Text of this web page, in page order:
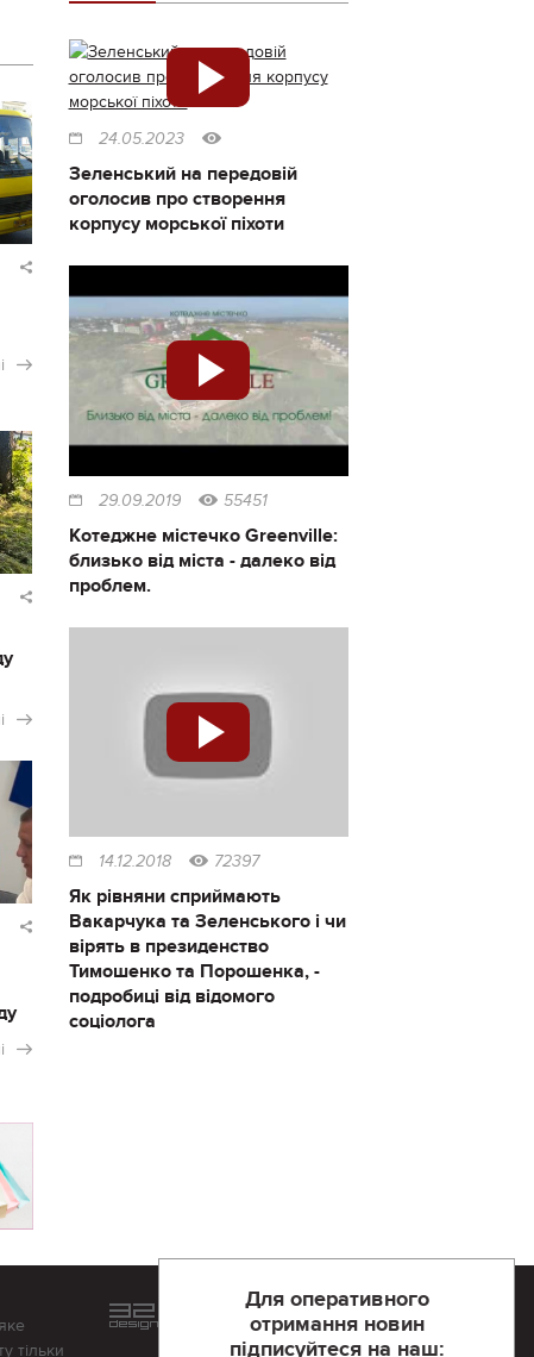
24.05.2023
Зеленський на передовій
оголосив про створення
корпусу морської піхоти
29.09.2019 55451
Котеджне містечко Greenville:
близько від міста - далеко від
проблем.
14.12.2018 72397
Як рівняни сприймають
Вакарчука та Зеленського і чи
вірять в президенство
Тимошенко та Порошенка, -
подробиці від відомого
соціолога
Для оперативного
отримання новин
підписуйтеся на наш:
тільки
Розроблений та підтримується
компанії 32х32